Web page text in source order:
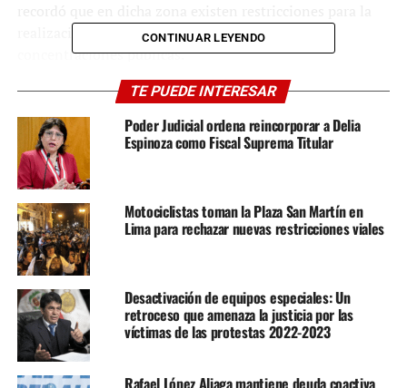
realización de marchas, manifestaciones y
concentraciones públicas.
El municipio informó además que mantiene patrullajes
permanentes, monitoreo mediante cámaras de
videovigilancia y drones, además de una coordinación
constante con las fuerzas del orden para prevenir
posibles actos de violencia o daños a la infraestructura
pública.
No obstante, el pronunciamiento ha generado
cuestionamientos entre diversos sectores ciudadanos y
especialistas en derechos fundamentales, quienes
advierten que medidas de esta naturaleza podrían
interpretarse como una limitación al ejercicio de
derechos constitucionales como la libertad de reunión,
expresión y protesta pacífica.
CONTINUAR LEYENDO
TE PUEDE INTERESAR
Poder Judicial ordena reincorporar a Delia
Espinoza como Fiscal Suprema Titular
Motociclistas toman la Plaza San Martín en
Lima para rechazar nuevas restricciones viales
Desactivación de equipos especiales: Un
retroceso que amenaza la justicia por las
víctimas de las protestas 2022-2023
Rafael López Aliaga mantiene deuda coactiva